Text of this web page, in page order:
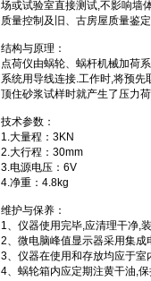
场或试验室直接测试,不影响墙
质量控制及旧、古房屋质量鉴
结构与原理：
点荷仪由蜗轮、蜗杆机械加荷
系统用导线连接.工作时,将预
顶住砂浆试样时就产生了压力
技术参数：
1.大量程：3KN
2.大行程：30mm
3.电源电压：6V
4.净重：4.8kg
维护与保养：
1、仪器使用完毕,应清理干净,
2、微电脑峰值显示器采用集
3、仪器在使用和存放均应于室
4、蜗轮箱内应定期注黄干油,